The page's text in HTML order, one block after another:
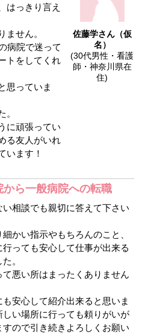
佐藤学さん（仮
名）
(30代男性・看護
師・神奈川県在
住)
はっきり言え
ません。
病院で迷って
トをしてくれ
思っていま
。
に頑張ってい
る友人がいれ
います！
から一般病院への転職
い相談でも親切に答えて下さい
かい指示やもちろんのこと、
行っても安心して仕事が出来る
。
て悪い所はまったくありません
安心して紹介出来ると思いま
しい場所に行っても頼りがいが
すので引き続きよろしくお願い